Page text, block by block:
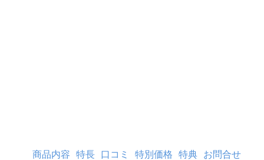
商品内容 特長 口コミ 特別価格 特典 お問合せ